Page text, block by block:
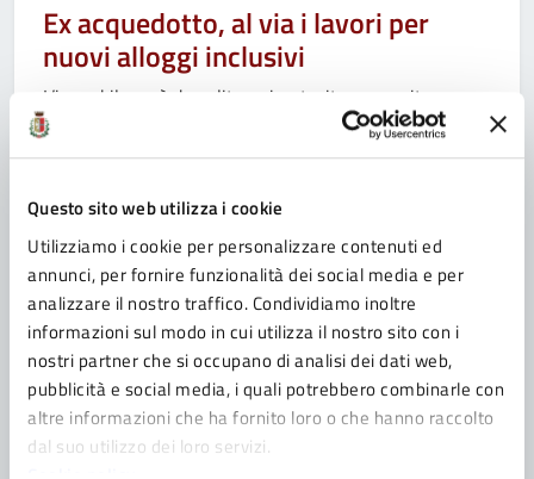
Questo sito web utilizza i cookie
Utilizziamo i cookie per personalizzare contenuti ed
annunci, per fornire funzionalità dei social media e per
analizzare il nostro traffico. Condividiamo inoltre
informazioni sul modo in cui utilizza il nostro sito con i
nostri partner che si occupano di analisi dei dati web,
pubblicità e social media, i quali potrebbero combinarle con
altre informazioni che ha fornito loro o che hanno raccolto
dal suo utilizzo dei loro servizi.
Ex acquedotto, al via i lavori per
nuovi alloggi inclusivi
L’immobile sarà demolito e ricostruito per ospitare
dodici persone con disabilità
Categoria:
COMUNICATO08/01/2026
Cantiere in via Trieste: in arrivo una
nuova rotatoria e piste ciclabili
Da lunedì 19 gennaio prenderanno il via le operazioni
di cantiere in via Trieste all’intersezione di via
Guareschi nel quartiere Luce necessarie all’intervento